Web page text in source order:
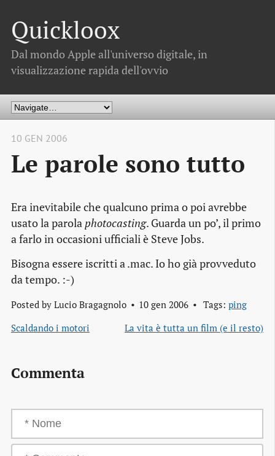
Quickloox
Dal mondo Apple all'universo digitale, in
visualizzazione rapida dell'ovvio
10 GEN 2006
Le parole sono tutto
Era inevitabile che qualcuno prima o poi avrebbe
usato la parola photocasting. Guarda un po’, il primo
a farlo in occasioni ufficiali è Steve Jobs.
Bisogna essere iscritti a .mac. Io ho già provveduto
da tempo. :-)
Posted by Lucio Bragagnolo 10 gen 2006 Tags: ping
Scaldando i motori
La vita è tutta un film (e il resto)
Commenta